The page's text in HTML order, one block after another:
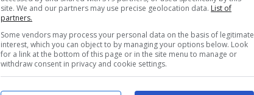
site. We and our partners may use precise geolocation data. List of
partners.
Some vendors may process your personal data on the basis of legitimate
interest, which you can object to by managing your options below. Look
for a link at the bottom of this page or in the site menu to manage or
withdraw consent in privacy and cookie settings.